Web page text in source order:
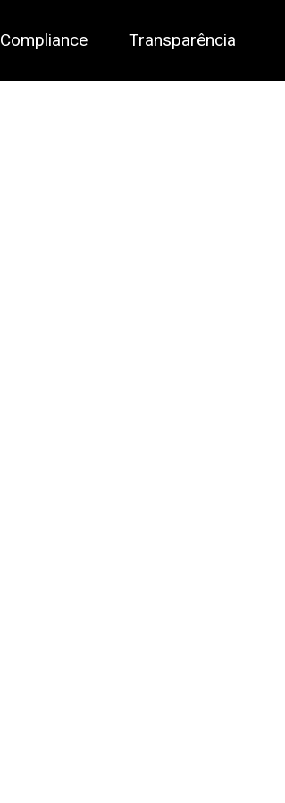
Compliance Transparência